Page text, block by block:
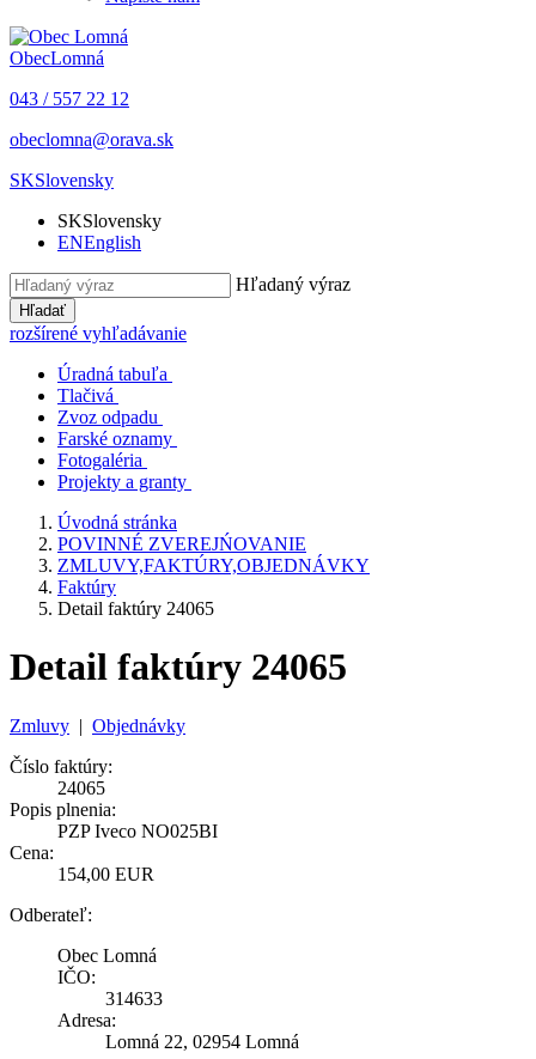
ObecLomná
043 / 557 22 12
obeclomna@orava.sk
SKSlovensky
SKSlovensky
ENEnglish
Hľadaný výraz
Hľadať
rozšírené vyhľadávanie
Úradná tabuľa
Tlačivá
Zvoz odpadu
Farské oznamy
Fotogaléria
Projekty a granty
Úvodná stránka
POVINNÉ ZVEREJŃOVANIE
ZMLUVY,FAKTÚRY,OBJEDNÁVKY
Faktúry
Detail faktúry 24065
Detail faktúry 24065
Zmluvy | Objednávky
Číslo faktúry:
24065
Popis plnenia:
PZP Iveco NO025BI
Cena:
154,00 EUR
Odberateľ:
Obec Lomná
IČO:
314633
Adresa:
Lomná 22, 02954 Lomná